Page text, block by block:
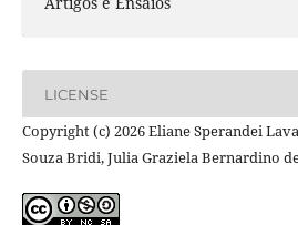
LICENSE
Copyright (c) 2026 Eliane Sperandei
Souza Bridi, Julia Graziela Bernardino